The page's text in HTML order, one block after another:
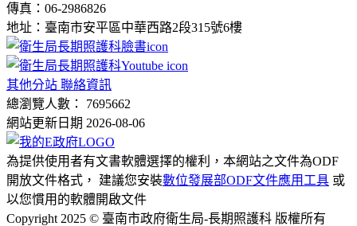
傳真：06-2986826
地址：臺南市安平區中華西路2段315號6樓
其他分站 聯絡資訊
總瀏覽人數： 7695662
網站更新日期 2026-08-06
為提供使用者有文書軟體選擇的權利，本網站之文件為ODF
開放文件格式， 建議您安裝數位發展部ODF文件應用工具 或
以您慣用的軟體開啟文件
Copyright 2025 © 臺南市政府衛生局-長期照護科 版權所有